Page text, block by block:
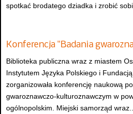
spotkać brodatego dziadka i zrobić
Konferencja "Badania
Biblioteka publiczna wraz z miastem
Instytutem Języka Polskiego i
zorganizowała konferencję naukową
gwaroznawczo-kulturoznawczym w
ogólnopolskim. Miejski samorząd wraz...